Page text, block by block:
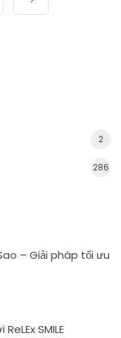
2
286
– Giải pháp tối ưu
SMILE